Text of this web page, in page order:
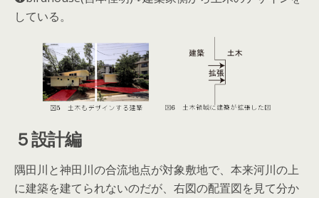
している。
５設計編
隅田川と神田川の合流地点が対象敷地で、本来河川の上
に建築を建てられないのだが、右図の配置図を見て分か